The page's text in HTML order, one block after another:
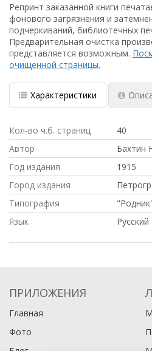
Репринт заказанной книги
фонового загрязнения и
подчеркиваний, библиотечных
Предварительная очистка
представляется возможным.
очищенной страницы.
Характеристики
Кол-во ч.б. страниц
40
Автор
Бахтин
Год издания
1915
Город издания
Типография
Язык
Русский
ПРИЛОЖЕНИЯ
Главная
Фото